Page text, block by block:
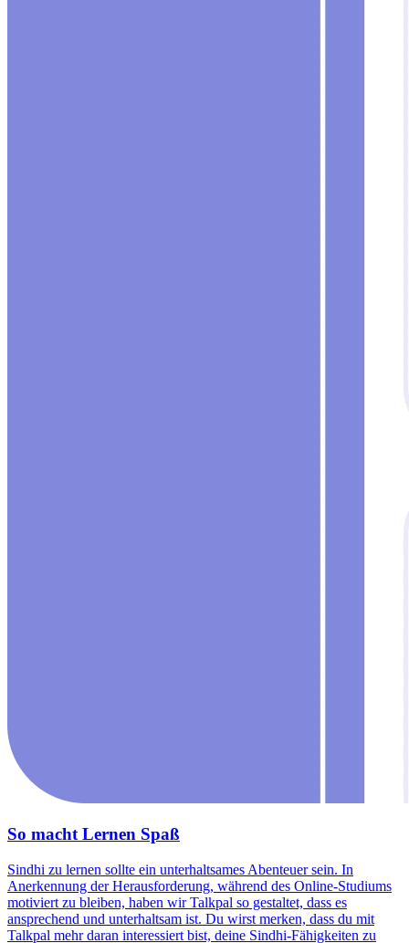
So macht Lernen Spaß
Sindhi zu lernen sollte ein unterhaltsames Abenteuer sein. In
Anerkennung der Herausforderung, während des Online-Studiums
motiviert zu bleiben, haben wir Talkpal so gestaltet, dass es
ansprechend und unterhaltsam ist. Du wirst merken, dass du mit
Talkpal mehr daran interessiert bist, deine Sindhi-Fähigkeiten zu